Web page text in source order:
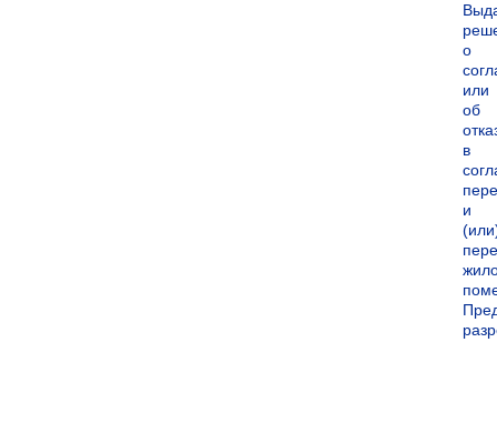
о
или
об
в
и